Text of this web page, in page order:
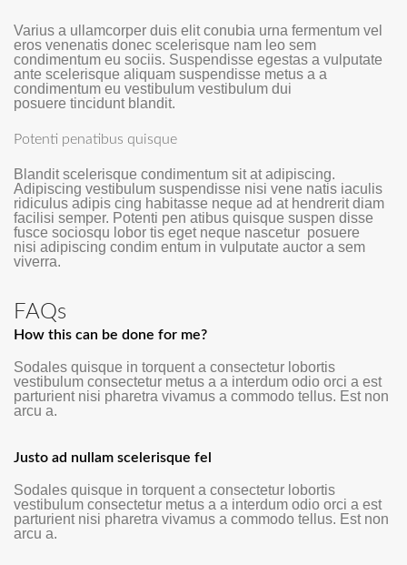
Varius a ullamcorper duis elit conubia urna fermentum vel
eros venenatis donec scelerisque nam leo sem
condimentum eu sociis. Suspendisse egestas a vulputate
ante scelerisque aliquam suspendisse metus a a
condimentum eu vestibulum vestibulum dui
posuere tincidunt blandit.
Potenti penatibus quisque
Blandit scelerisque condimentum sit at adipiscing.
Adipiscing vestibulum suspendisse nisi vene natis iaculis
ridiculus adipis cing habitasse neque ad at hendrerit diam
facilisi semper. Potenti pen atibus quisque suspen disse
fusce sociosqu lobor tis eget neque nascetur posuere
nisi adipiscing condim entum in vulputate auctor a sem
viverra.
FAQs
How this can be done for me?
Sodales quisque in torquent a consectetur lobortis
vestibulum consectetur metus a a interdum odio orci a est
parturient nisi pharetra vivamus a commodo tellus. Est non
arcu a.
Justo ad nullam scelerisque fel
Sodales quisque in torquent a consectetur lobortis
vestibulum consectetur metus a a interdum odio orci a est
parturient nisi pharetra vivamus a commodo tellus. Est non
arcu a.